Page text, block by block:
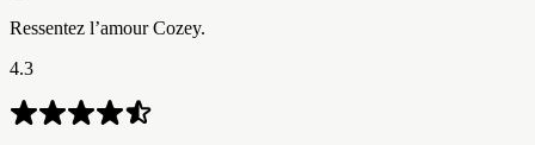
Ressentez l’amour Cozey.
4.3